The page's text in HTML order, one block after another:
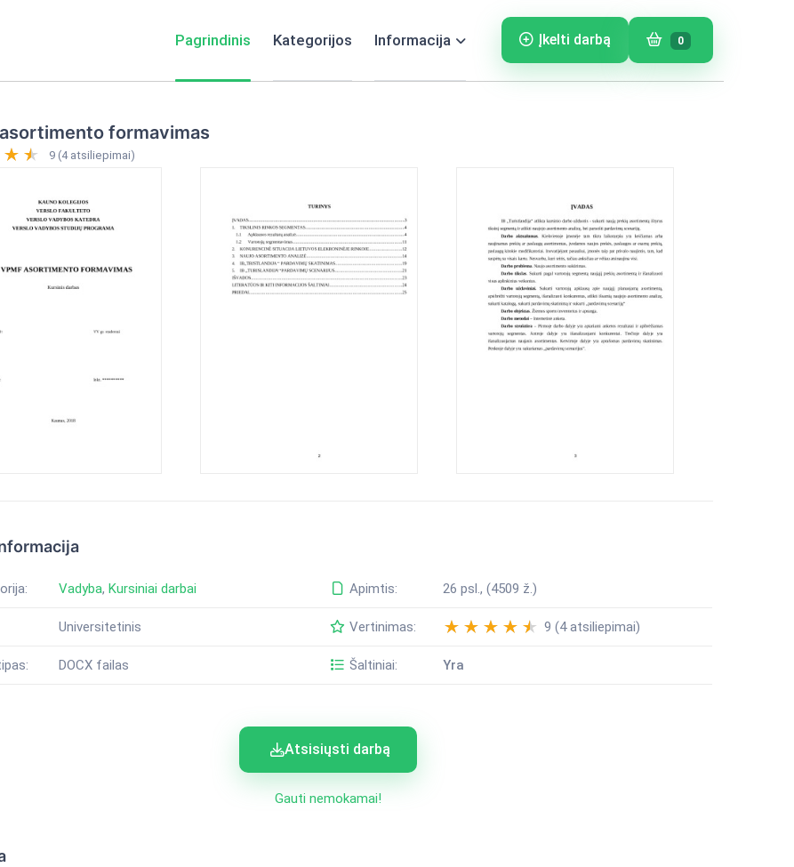
Pagrindinis Kategorijos Informacija Įkelti darbą 0
formavimas
9 (4 atsiliepimai)
Vadyba, Kursiniai darbai
Universitetinis
DOCX failas
Apimtis: 26 psl., (4509 ž.)
Vertinimas: 9 (4 atsiliepimai)
Šaltiniai: Yra
Atsisiųsti darbą
Gauti nemokamai!